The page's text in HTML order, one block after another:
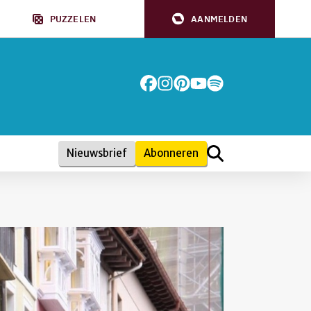
PUZZELEN AANMELDEN
Nieuwsbrief Abonneren